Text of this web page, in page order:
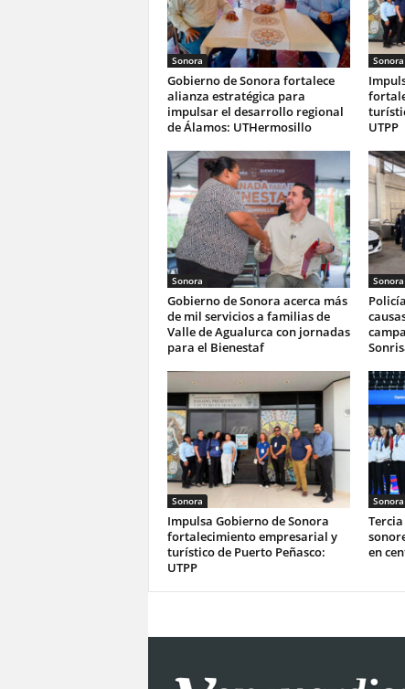
Sonora
Gobierno de Sonora fortalece
alianza estratégica para
impulsar el desarrollo regional
de Álamos: UTHermosillo
Sonora
UTPP
Sonora
Gobierno de Sonora acerca más
de mil servicios a familias de
Valle de Agualurca con jornadas
para el Bienestaf
Sonora
Sonora
Impulsa Gobierno de Sonora
fortalecimiento empresarial y
turístico de Puerto Peñasco:
UTPP
Sonora
en